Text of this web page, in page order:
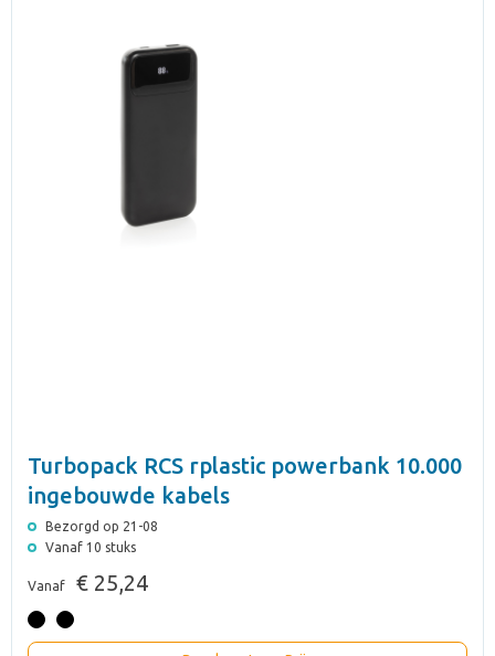
Turbopack RCS rplastic powerbank 10.000
ingebouwde kabels
Bezorgd op 21-08
Vanaf 10 stuks
Vanaf € 25,24